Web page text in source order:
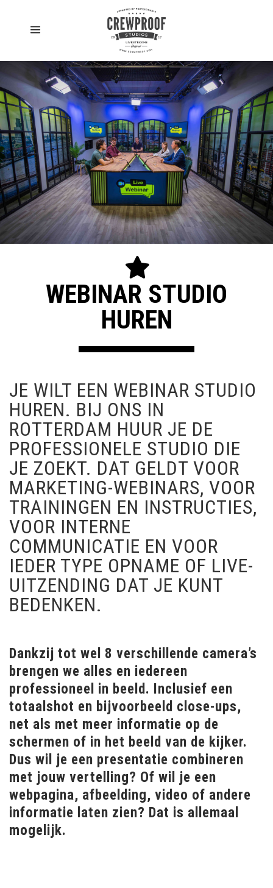
WEBINAR STUDIO
HUREN
JE WILT EEN WEBINAR STUDIO
HUREN. BIJ ONS IN
ROTTERDAM HUUR JE DE
PROFESSIONELE STUDIO DIE
JE ZOEKT. DAT GELDT VOOR
MARKETING-WEBINARS, VOOR
TRAININGEN EN INSTRUCTIES,
VOOR INTERNE
COMMUNICATIE EN VOOR
IEDER TYPE OPNAME OF LIVE-
UITZENDING DAT JE KUNT
BEDENKEN.
Dankzij tot wel 8 verschillende camera’s
brengen we alles en iedereen
professioneel in beeld. Inclusief een
totaalshot en bijvoorbeeld close-ups,
net als met meer informatie op de
schermen of in het beeld van de kijker.
Dus wil je een presentatie combineren
met jouw vertelling? Of wil je een
webpagina, afbeelding, video of andere
informatie laten zien? Dat is allemaal
mogelijk.